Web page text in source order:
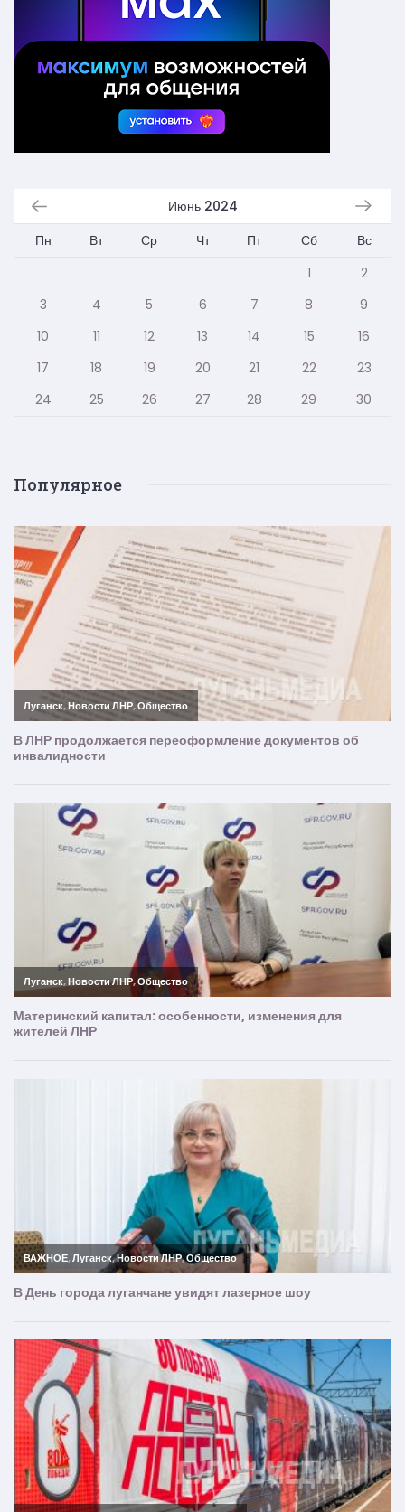
Июнь 2024
Пн
Вт Ср Чт Пт Сб
Вс
1
2
3
4 5 6 7 8
9
10
11 12 13 14 15
16
17
18 19 20 21 22
23
24
25 26 27 28 29 30
Популярное